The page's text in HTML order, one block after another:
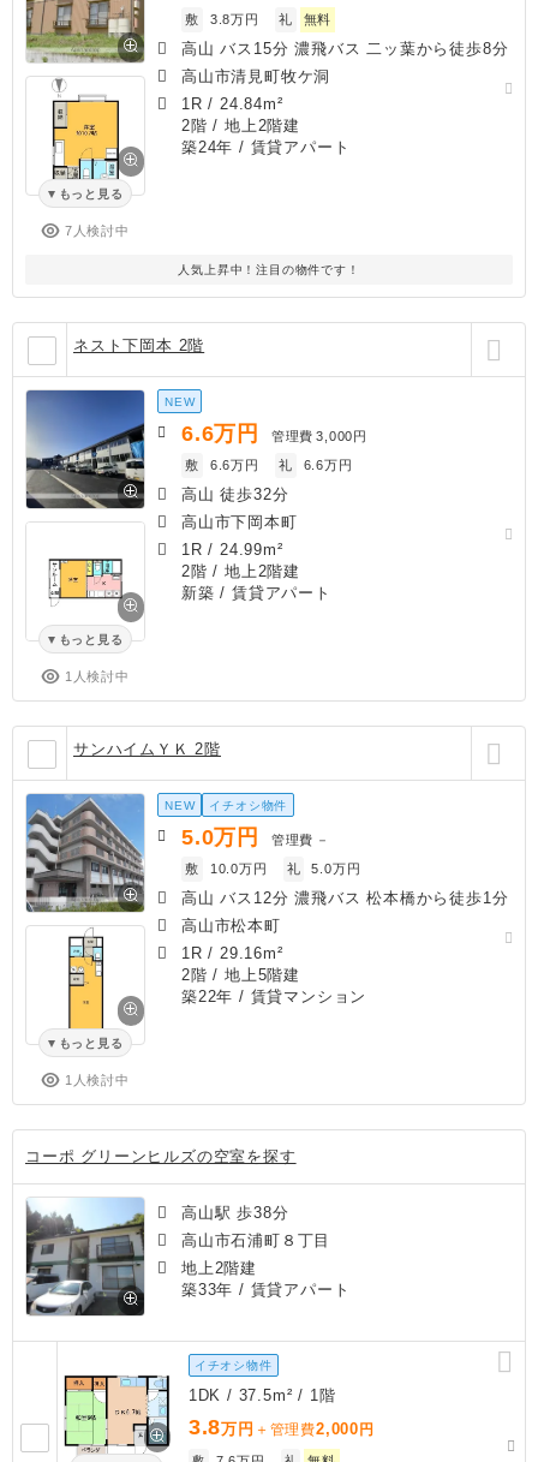
もっと見る
7人検討中
敷
3.8万円 礼 無料
高山 バス15分 濃飛バス 二ッ葉から徒歩8分
高山市清見町牧ケ洞
1R / 24.84m²
2階 / 地上2階建
築24年 / 賃貸アパート
人気上昇中！注目の物件です！
ネスト下岡本 2階
もっと見る
1人検討中
NEW
6.6万円 管理費 3,000円
敷
6.6万円 礼 6.6万円
高山 徒歩32分
高山市下岡本町
1R / 24.99m²
2階 / 地上2階建
新築 / 賃貸アパート
サンハイムＹＫ 2階
もっと見る
1人検討中
NEW イチオシ物件
5.0万円 管理費 －
敷
10.0万円 礼 5.0万円
高山 バス12分 濃飛バス 松本橋から徒歩1分
高山市松本町
1R / 29.16m²
2階 / 地上5階建
築22年 / 賃貸マンション
コーポ グリーンヒルズの空室を探す
高山駅 歩38分
高山市石浦町８丁目
地上2階建
築33年 / 賃貸アパート
イチオシ物件
1DK / 37.5m² / 1階
3.8万円 ＋管理費2,000 円